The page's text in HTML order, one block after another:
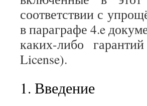
соответствии с
в параграфе 4.e
каких-либо
License).
1. Введение